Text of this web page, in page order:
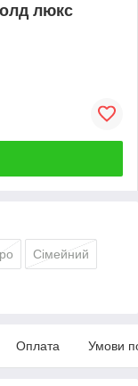
люкс
Сімейний
Оплата Умови